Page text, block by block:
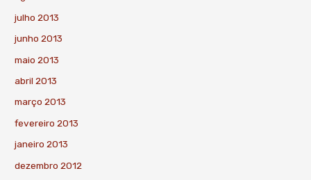
julho 2013
junho 2013
maio 2013
abril 2013
março 2013
fevereiro 2013
janeiro 2013
dezembro 2012